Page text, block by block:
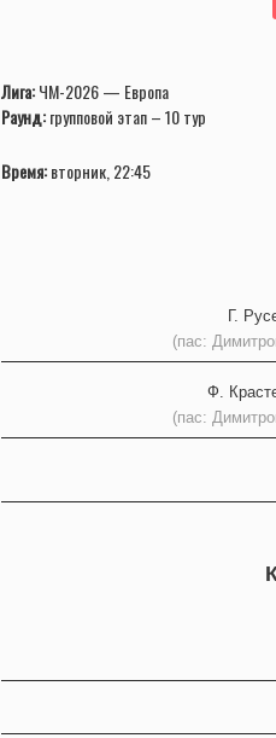
Лига:ЧМ-2026 — Европа
Раунд:групповой этап – 10 тур
Время:вторник, 22:45
Г.
(пас:
Ф.
(пас: